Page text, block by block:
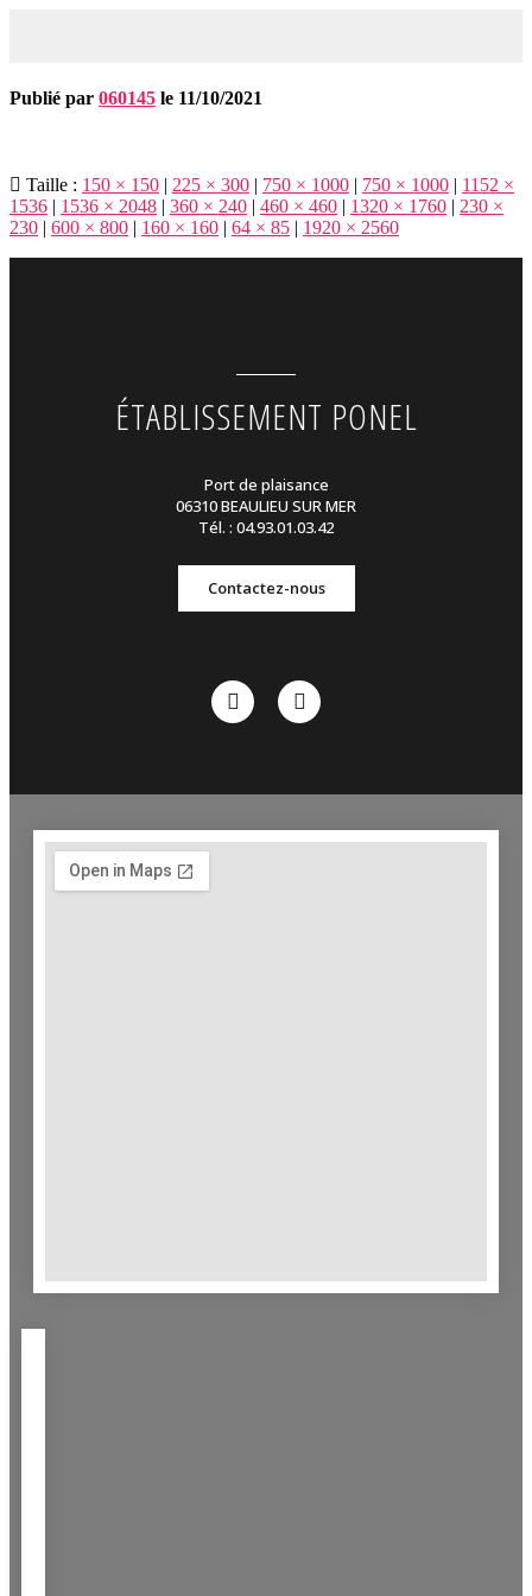
Publié par 060145 le 11/10/2021
Taille : 150 × 150 | 225 × 300 | 750 × 1000 | 750 × 1000 | 1152 ×
1536 | 1536 × 2048 | 360 × 240 | 460 × 460 | 1320 × 1760 | 230 ×
230 | 600 × 800 | 160 × 160 | 64 × 85 | 1920 × 2560
ÉTABLISSEMENT PONEL
Port de plaisance
06310 BEAULIEU SUR MER
Tél. : 04.93.01.03.42
Contactez-nous